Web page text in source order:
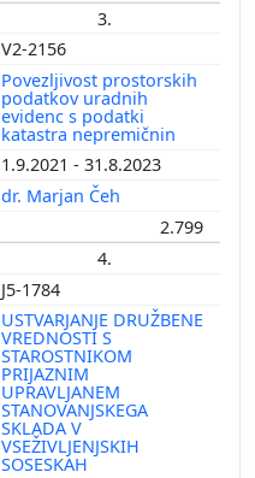
3.
V2-2156
Povezljivost prostorskih
podatkov uradnih
evidenc s podatki
katastra nepremičnin
1.9.2021 - 31.8.2023
dr. Marjan Čeh
2.799
4.
J5-1784
USTVARJANJE DRUŽBENE
VREDNOSTI S
STAROSTNIKOM
PRIJAZNIM
UPRAVLJANEM
STANOVANJSKEGA
SKLADA V
VSEŽIVLJENJSKIH
SOSESKAH